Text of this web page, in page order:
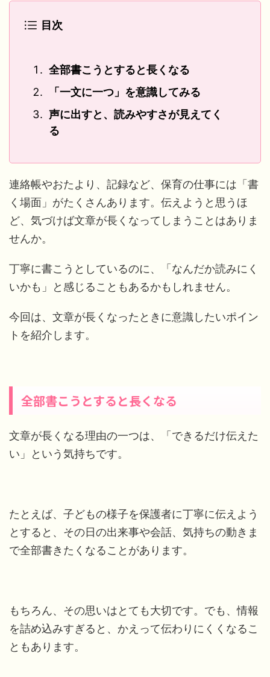
目次
全部書こうとすると長くなる
「一文に一つ」を意識してみる
声に出すと、読みやすさが見えてく
る
連絡帳やおたより、記録など、保育の仕事には「書
く場面」がたくさんあります。伝えようと思うほ
ど、気づけば文章が長くなってしまうことはありま
せんか。
丁寧に書こうとしているのに、「なんだか読みにく
いかも」と感じることもあるかもしれません。
今回は、文章が長くなったときに意識したいポイン
トを紹介します。
全部書こうとすると長くなる
文章が長くなる理由の一つは、「できるだけ伝えた
い」という気持ちです。
たとえば、子どもの様子を保護者に丁寧に伝えよう
とすると、その日の出来事や会話、気持ちの動きま
で全部書きたくなることがあります。
もちろん、その思いはとても大切です。でも、情報
を詰め込みすぎると、かえって伝わりにくくなるこ
ともあります。